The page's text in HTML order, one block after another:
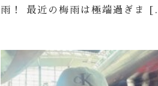
雨！ 最近の梅雨は極端過ぎま